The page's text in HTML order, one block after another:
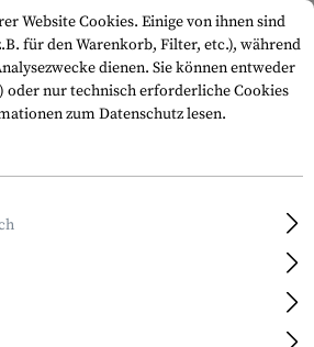
Gummi
Website Cookies. Einige von ihnen sind
für den Warenkorb, Filter, etc.), während
dienen. Sie können entweder
oder nur technisch erforderliche Cookies
zum Datenschutz lesen.